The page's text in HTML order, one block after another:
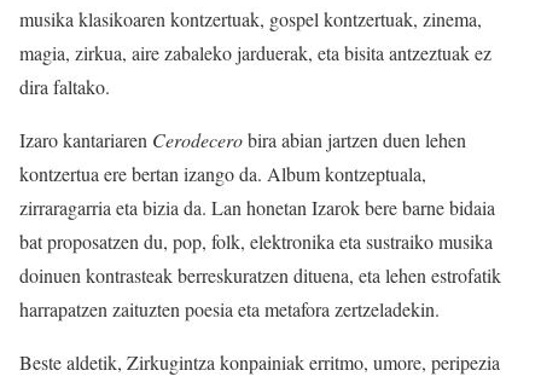
musika klasikoaren kontzertuak, gospel kontzertuak, zinema,
magia, zirkua, aire zabaleko jarduerak, eta bisita antzeztuak ez
dira faltako.
Izaro kantariaren Cerodecerobira abian jartzen duen lehen
kontzertua ere bertan izango da. Album kontzeptuala,
zirraragarria eta bizia da. Lan honetan Izarok bere barne bidaia
bat proposatzen du, pop, folk, elektronika eta sustraiko musika
doinuen kontrasteak berreskuratzen dituena, eta lehen estrofatik
harrapatzen zaituzten poesia eta metafora zertzeladekin.
Beste aldetik, Zirkugintza konpainiak erritmo, umore, peripezia